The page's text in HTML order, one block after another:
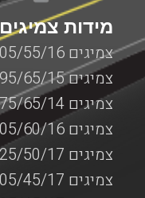
מידות צמיגים
צמיגים 205/55/16
צמיגים 195/65/15
צמיגים 175/65/14
צמיגים 205/60/16
צמיגים 225/50/17
צמיגים 205/45/17